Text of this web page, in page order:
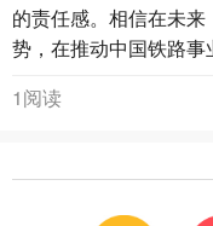
的责任感。相信在未
势，在推动中国铁路事
1阅读